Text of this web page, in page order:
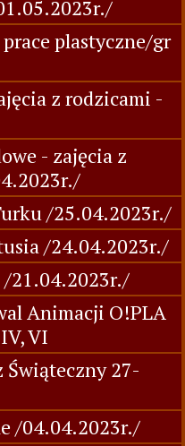
plastyczne/gr
z rodzicami -
- zajęcia z
/25.04.2023r./
/24.04.2023r./
21.04.2023r./
Animacji O!PLA
VI
27-
/04.04.2023r./